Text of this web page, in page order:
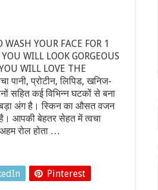
WASH YOUR FACE FOR 1
WILL LOOK GORGEOUS
WILL LOVE THE
पानी, प्रोटीन, लिपिड, खनिज-
सहित कई विभिन्न घटकों से बना
अंग है। स्किन का औसत वजन
आपकी बेहतर सेहत में त्वचा
रोल होता …
Pinterest